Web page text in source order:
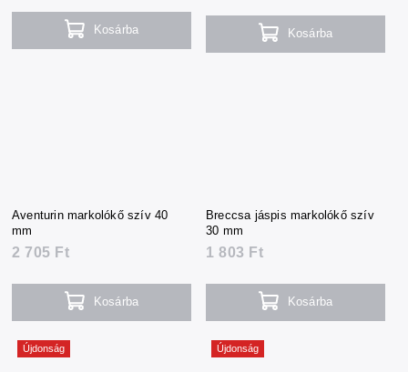
Kosárba Kosárba
Aventurin markolókő szív 40
mm
2 705 Ft
Kosárba
Breccsa jáspis markolókő szív
30 mm
1 803 Ft
Kosárba
Újdonság Újdonság